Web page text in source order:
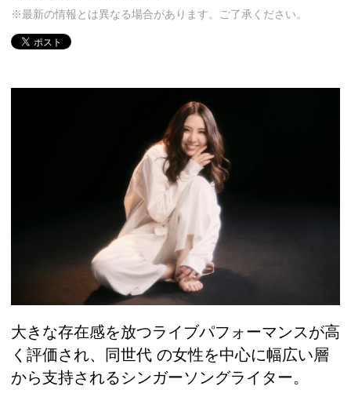
※最新の情報とは異なる場合があります。ご了承ください。
大きな存在感を放つライブパフォーマンスが高
く評価され、同世代 の女性を中心に幅広い層
から支持されるシンガーソングライター。